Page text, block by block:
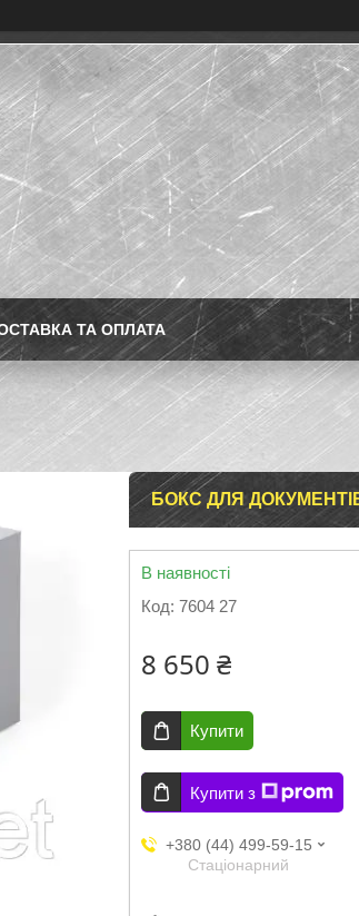
ТА ОПЛАТА
БОКС ДЛЯ ДОКУМЕНТІВ
В наявності
Код: 7604 27
8 650 ₴
Купити
Купити з
+380 (44) 499-59-15
Стаціонарний